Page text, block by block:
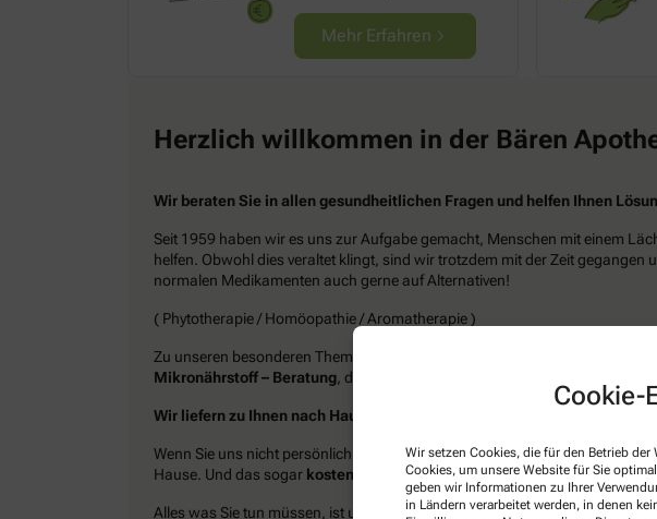
Cookie-
Wir setzen Cookies, die für den Betrieb
Cookies, um unsere Website für Sie
geben wir Informationen zu Ihrer
in Ländern verarbeitet werden, in denen
Mehr Erfahren
Herzlich willkommen in der Bären
Wir beraten Sie in allen gesundheitlichen Fragen und helfen Ihnen
Seit 1959 haben wir es uns zur Aufgabe gemacht, Menschen mit einem
helfen. Obwohl dies veraltet klingt, sind wir trotzdem mit der Zeit gegangen
normalen Medikamenten auch gerne auf Alternativen!
( Phytotherapie / Homöopathie / Aromatherapie )
Zu unseren besonderen Themen gehören die
Mikronährstoff – Beratung , das
Wir liefern zu Ihnen nach Hause!
Wenn Sie uns nicht persönlich besuchen können, liefern wir Ihnen Ihre
Hause. Und das sogar kostenlos
Alles was Sie tun müssen, ist uns anzurufen oder ganz einfach hier in